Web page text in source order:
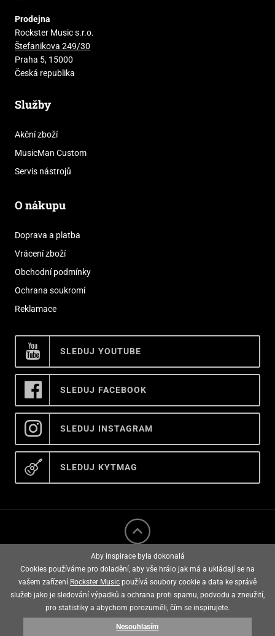
Prodejna
Rockster Music s.r.o.
Štefanikova 249/30
Praha 5, 15000
Česká republika
Služby
Akční zboží
MusicMan Custom
Servis nástrojů
O nákupu
Doprava a platba
Vrácení zboží
Obchodní podmínky
Ochrana soukromí
Reklamace
SLEDUJ YOUTUBE
SLEDUJ FACEBOOK
SLEDUJ INSTAGRAM
SLEDUJ KYTMAG
rockster music © 2008 - 2026
E-shop vytvořila
Aby inspirace byla dokonalá
Cookies používáme pro doladění, aby vše hrálo jak má a ukládají se na
vašem zařízení. Rockster Music používá soubory cookie a data ke správě
služeb jako je sledování výpadků a ochrana proti spamu, podvodu a zneužití,
pro statistiky a abychom porozuměli, čím se inspirujete.
Nesouhlasím